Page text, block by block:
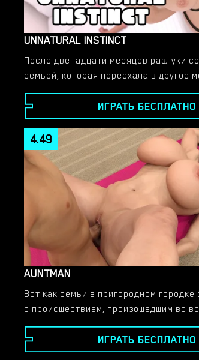
UNNATURAL INSTINCT
После двенадцати месяцев разлуки
семьей, которая переехала в другое
жительства, вы воссоединяетесь и
воссоединяетесь с ними. Однако во
воссоединения вы также встречаете
лица и отправляетесь на поиски
запертой в замке. О боже, это похоже
вообще из другой игры.
ИГРАТЬ БЕСПЛАТНО
AUNTMAN
4.49
Вот как семьи в пригородном городке
с происшествием, произошедшим во
результате которого погибли все
мужчины. - И исследует рост молодых
где доминируют женщины.​
ИГРАТЬ БЕСПЛАТНО